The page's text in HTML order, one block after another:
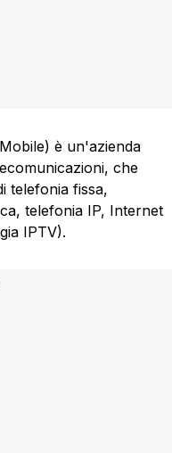
è un'azienda
che
telefonia fissa,
telefonia IP, Internet
IPTV).